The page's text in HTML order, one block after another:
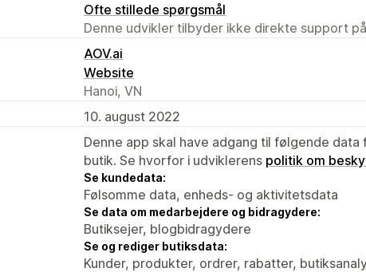
Ofte stillede spørgsmål
Denne udvikler tilbyder ikke direkte support
AOV.ai
Website
Hanoi, VN
10. august 2022
Denne app skal have adgang til følgende data
butik. Se hvorfor i udviklerens politik om
Se kundedata:
Følsomme data, enheds- og aktivitetsdata
Se data om medarbejdere og bidragydere:
Butiksejer, blogbidragydere
Se og rediger butiksdata:
Kunder, produkter, ordrer, rabatter,